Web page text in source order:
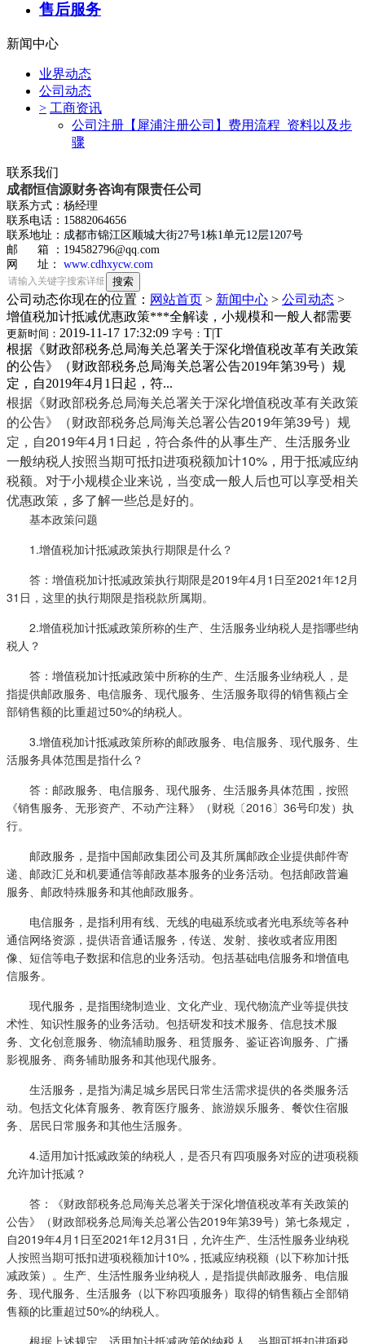
售后服务
新闻中心
业界动态
公司动态
> 工商资讯
公司注册【犀浦注册公司】费用流程_资料以及步
骤
联系我们
成都恒信源财务咨询有限责任公司
联系方式：杨经理
联系电话：15882064656
联系地址： 成都市锦江区顺城大街27号1栋1单元12层1207号
邮 箱 ：194582796@qq.com
网 址： www.cdhxycw.com
公司动态你现在的位置： 网站首页 > 新闻中心 > 公司动态 >
增值税加计抵减优惠政策***全解读，小规模和一般人都需要
更新时间： 2019-11-17 17:32:09 字号： T|T
根据《财政部税务总局海关总署关于深化增值税改革有关政策
的公告》（财政部税务总局海关总署公告2019年第39号）规
定，自2019年4月1日起，符...
根据《财政部税务总局海关总署关于深化增值税改革有关政策
的公告》（财政部税务总局海关总署公告2019年第39号）规
定，自2019年4月1日起，符合条件的从事生产、生活服务业
一般纳税人按照当期可抵扣进项税额加计10%，用于抵减应纳
税额。对于小规模企业来说，当变成一般人后也可以享受相关
优惠政策，多了解一些总是好的。
基本政策问题
1.增值税加计抵减政策执行期限是什么？
答：增值税加计抵减政策执行期限是2019年4月1日至2021年12月
31日，这里的执行期限是指税款所属期。
2.增值税加计抵减政策所称的生产、生活服务业纳税人是指哪些纳
税人？
答：增值税加计抵减政策中所称的生产、生活服务业纳税人，是
指提供邮政服务、电信服务、现代服务、生活服务取得的销售额占全
部销售额的比重超过50%的纳税人。
3.增值税加计抵减政策所称的邮政服务、电信服务、现代服务、生
活服务具体范围是指什么？
答：邮政服务、电信服务、现代服务、生活服务具体范围，按照
《销售服务、无形资产、不动产注释》（财税〔2016〕36号印发）执
行。
邮政服务，是指中国邮政集团公司及其所属邮政企业提供邮件寄
递、邮政汇兑和机要通信等邮政基本服务的业务活动。包括邮政普遍
服务、邮政特殊服务和其他邮政服务。
电信服务，是指利用有线、无线的电磁系统或者光电系统等各种
通信网络资源，提供语音通话服务，传送、发射、接收或者应用图
像、短信等电子数据和信息的业务活动。包括基础电信服务和增值电
信服务。
现代服务，是指围绕制造业、文化产业、现代物流产业等提供技
术性、知识性服务的业务活动。包括研发和技术服务、信息技术服
务、文化创意服务、物流辅助服务、租赁服务、鉴证咨询服务、广播
影视服务、商务辅助服务和其他现代服务。
生活服务，是指为满足城乡居民日常生活需求提供的各类服务活
动。包括文化体育服务、教育医疗服务、旅游娱乐服务、餐饮住宿服
务、居民日常服务和其他生活服务。
4.适用加计抵减政策的纳税人，是否只有四项服务对应的进项税额
允许加计抵减？
答：《财政部税务总局海关总署关于深化增值税改革有关政策的
公告》（财政部税务总局海关总署公告2019年第39号）第七条规定，
自2019年4月1日至2021年12月31日，允许生产、生活性服务业纳税
人按照当期可抵扣进项税额加计10%，抵减应纳税额（以下称加计抵
减政策）。生产、生活性服务业纳税人，是指提供邮政服务、电信服
务、现代服务、生活服务（以下称四项服务）取得的销售额占全部销
售额的比重超过50%的纳税人。
根据上述规定，适用加计抵减政策的纳税人，当期可抵扣进项税